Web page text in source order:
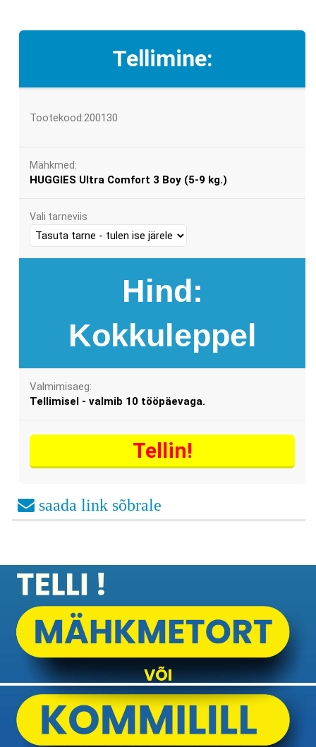
Tellimine:
Tootekood:200130
Mähkmed:
HUGGIES Ultra Comfort 3 Boy (5-9 kg.)
Vali tarneviis
Hind:
Kokkuleppel
Valmimisaeg:
Tellimisel - valmib 10 tööpäevaga.
Tellin!